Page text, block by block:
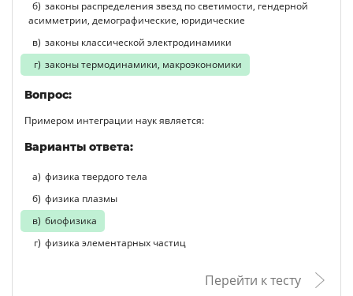
законы распределения звезд по светимости, гендерной
асимметрии, демографические, юридические
законы классической электродинамики
законы термодинамики, макроэкономики
Вопрос:
Примером интеграции наук является:
Варианты ответа:
физика твердого тела
физика плазмы
биофизика
физика элементарных частиц
Перейти к тесту